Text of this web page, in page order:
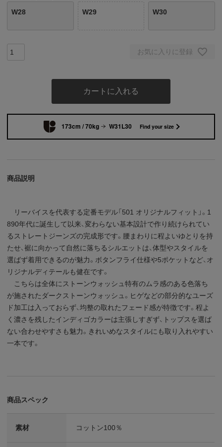
W28 W29 W30
お気に入りに登録
カートに入れる
173cm / 70kg W31L30 Find your size
商品説明
リーバイスを代表する定番モデル「501 オリジナルフィット」。1
890年代に誕生して以来、変わらない基本設計で作り続けられてい
るストレートジーンズの完成形です。腰まわりに程よいゆとりを持
たせ、裾に向かって自然に落ちるシルエットは、体型やスタイルを
選ばず着用できるのが魅力。ボタンフライ仕様や5ポケットなど、オ
リジナルディテールも健在です。
こちらは全体にストーンウォッシュ特有のムラ感のある色落ち
が施されたダークストーンウォッシュ。ヒゲなどの部分的なユーズ
ド加工は入っておらず、均整の取れたフェード感が特徴です。程よ
く濃さを残したインディゴカラーは主張しすぎず、トップスを選ば
ない合わせやすさも魅力。きれいめなスタイルにも取り入れやすい
一本です。
商品スペック
素材 コットン100％